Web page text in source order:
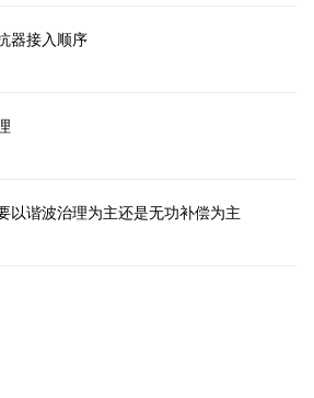
器接入顺序
以谐波治理为主还是无功补偿为主